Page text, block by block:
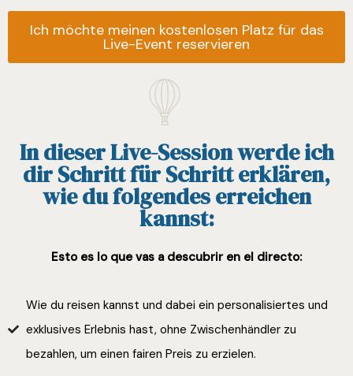
Ich möchte meinen kostenlosen Platz für das
Live-Event reservieren
In dieser Live-Session werde ich
dir Schritt für Schritt erklären,
wie du folgendes erreichen
kannst:
Esto es lo que vas a descubrir en el directo:
Wie du reisen kannst und dabei ein personalisiertes und
exklusives Erlebnis hast, ohne Zwischenhändler zu
bezahlen, um einen fairen Preis zu erzielen.